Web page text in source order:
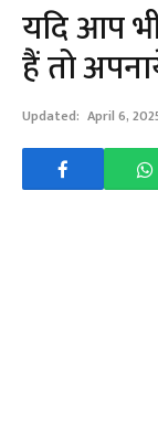
यदि आप
हैं तो
Updated: April 6,